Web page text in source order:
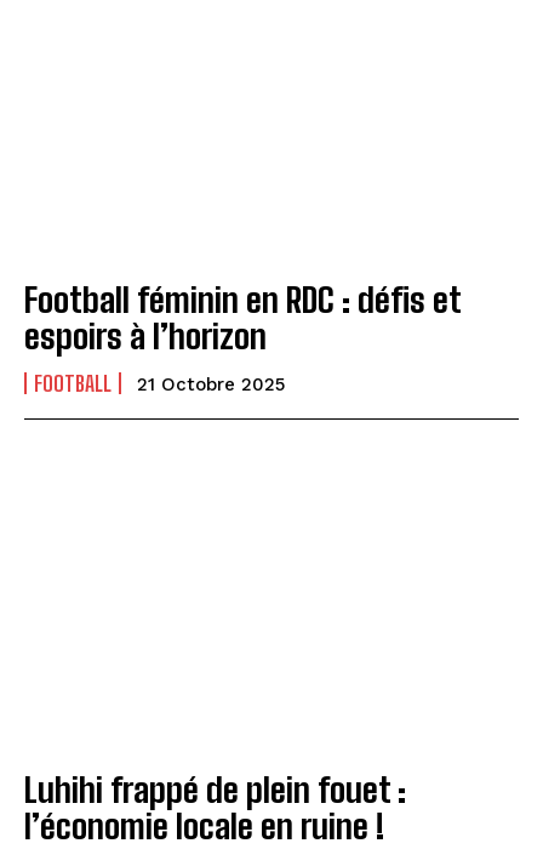
Football féminin en RDC : défis et
espoirs à l’horizon
FOOTBALL 21 Octobre 2025
Luhihi frappé de plein fouet :
l’économie locale en ruine !